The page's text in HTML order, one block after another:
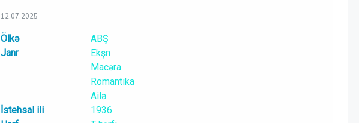
12.07.2025
Ölkə
ABŞ
Janr
Ekşn
Macəra
Romantika
Ailə
İstehsal ili
1936